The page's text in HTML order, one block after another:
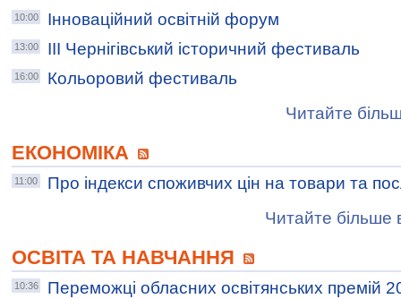
10:00 Інноваційний освітній форум
13:00 ІІІ Чернігівський історичний фестиваль
16:00
Кольоровий фестиваль
Читайте
ЕКОНОМІКА
11:00
Про індекси споживчих цін на товари та
Читайте більше
ОСВІТА ТА НАВЧАННЯ
10:36
Переможці обласних освітянських премій